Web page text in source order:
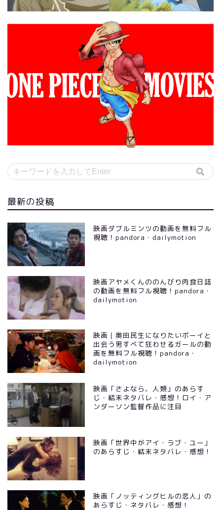
最新の投稿
映画ダブルミンツの動画を無料フル
視聴！pandora・dailymotion
映画アヤメくんののんびり肉食日誌
の動画を無料フル視聴！pandora・
dailymotion
映画｜奥田民生になりたいボーイと
出会う男すべて狂わせるガールの動
画を無料フル視聴！pandora・
dailymotion
映画「さよなら、人類」のあらす
じ・結末ネタバレ・感想！ロイ・ア
ンダーソン監督作品に注目
映画「世界中がアイ・ラブ・ユー」
のあらすじ・結末ネタバレ・感想！
映画「ノッティングヒルの恋人」の
あらすじ・ネタバレ・感想！